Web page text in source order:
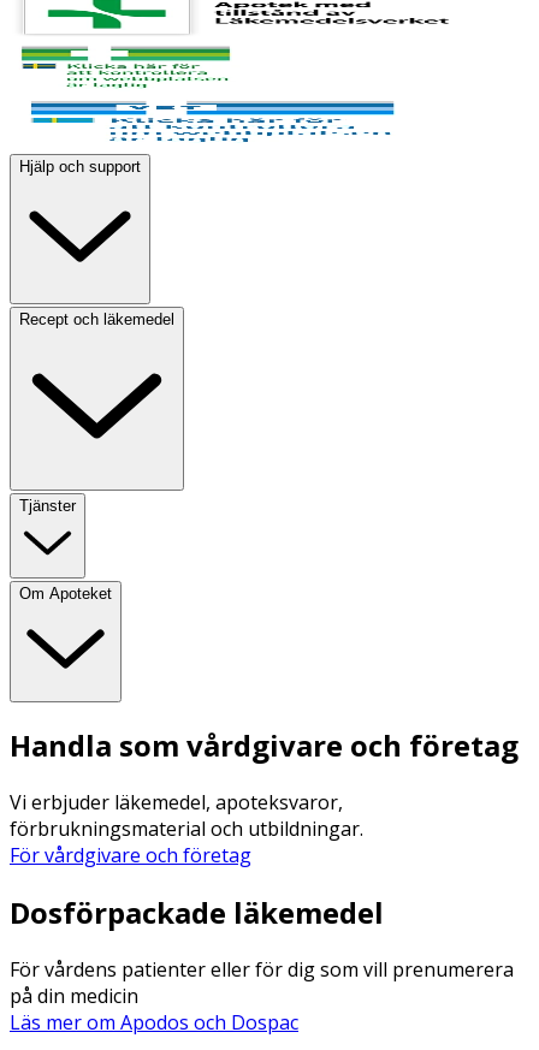
Hjälp och support
Recept och läkemedel
Tjänster
Om Apoteket
Handla som vårdgivare och företag
Vi erbjuder läkemedel, apoteksvaror,
förbrukningsmaterial och utbildningar.
För vårdgivare och företag
Dosförpackade läkemedel
För vårdens patienter eller för dig som vill prenumerera
på din medicin
Läs mer om Apodos och Dospac